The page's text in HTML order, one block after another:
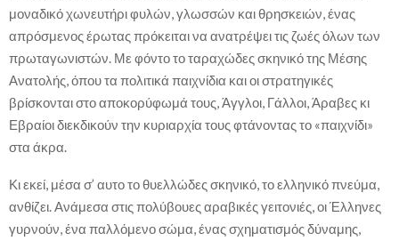
μοναδικό χωνευτήρι φυλών, γλωσσών και θρησκειών, ένας
απρόσμενος έρωτας πρόκειται να ανατρέψει τις ζωές όλων των
πρωταγωνιστών. Με φόντο το ταραχώδες σκηνικό της Μέσης
Ανατολής, όπου τα πολιτικά παιχνίδια και οι στρατηγικές
βρίσκονται στο αποκορύφωμά τους, Άγγλοι, Γάλλοι, Άραβες κι
Εβραίοι διεκδικούν την κυριαρχία τους φτάνοντας το «παιχνίδι»
στα άκρα.
Κι εκεί, μέσα σ’ αυτο το θυελλώδες σκηνικό, το ελληνικό πνεύμα,
ανθίζει. Ανάμεσα στις πολύβουες αραβικές γειτονιές, οι Έλληνες
γυρνούν, ένα παλλόμενο σώμα, ένας σχηματισμός δύναμης,